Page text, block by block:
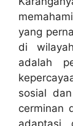
yang
di
adalah
sosial
cerminan
adaptasi